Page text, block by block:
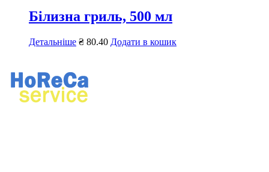
Білизна гриль, 500 мл
Детальніше ₴ 80.40 Додати в кошик